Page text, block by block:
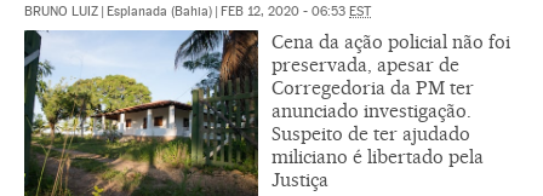
BRUNO LUIZ | Esplanada (Bahia) | FEB 12, 2020 - 06:53 EST
Cena da ação policial não foi
preservada, apesar de
Corregedoria da PM ter
anunciado investigação.
Suspeito de ter ajudado
miliciano é libertado pela
Justiça